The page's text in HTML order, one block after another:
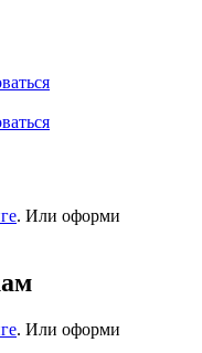
. Или оформи
. Или оформи